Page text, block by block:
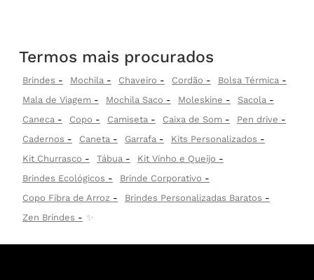
Termos mais procurados
Brindes Mochila Chaveiro Cordão
Bolsa Térmica
Mala de Viagem
Mochila Saco Moleskine
Sacola
Caneca
Copo Camiseta Caixa de Som
Pen drive
Cadernos
Caneta Garrafa
Kits Personalizados
Kit Churrasco
Tábua
Kit Vinho e Queijo
Brindes Ecológicos
Brinde Corporativo
Copo Fibra de Arroz
Brindes Personalizadas Baratos
Zen Brindes
✨